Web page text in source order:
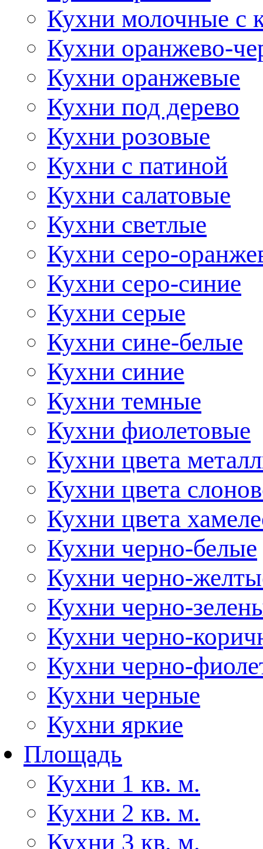
Кухни молочные с
Кухни оранжево-
Кухни оранжевые
Кухни под дерево
Кухни розовые
Кухни с патиной
Кухни салатовые
Кухни светлые
Кухни серо-
Кухни серо-синие
Кухни серые
Кухни сине-белые
Кухни синие
Кухни темные
Кухни фиолетовые
Кухни цвета
Кухни цвета
Кухни цвета
Кухни черно-белые
Кухни черно-
Кухни черно-
Кухни черно-
Кухни черно-
Кухни черные
Кухни яркие
Площадь
Кухни 1 кв. м.
Кухни 2 кв. м.
Кухни 3 кв. м.